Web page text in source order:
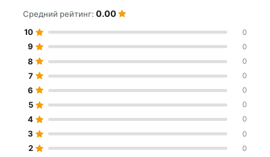
Средний рейтинг: 0.00
10 0
9 0
8 0
7 0
6 0
5 0
4 0
3 0
2 0